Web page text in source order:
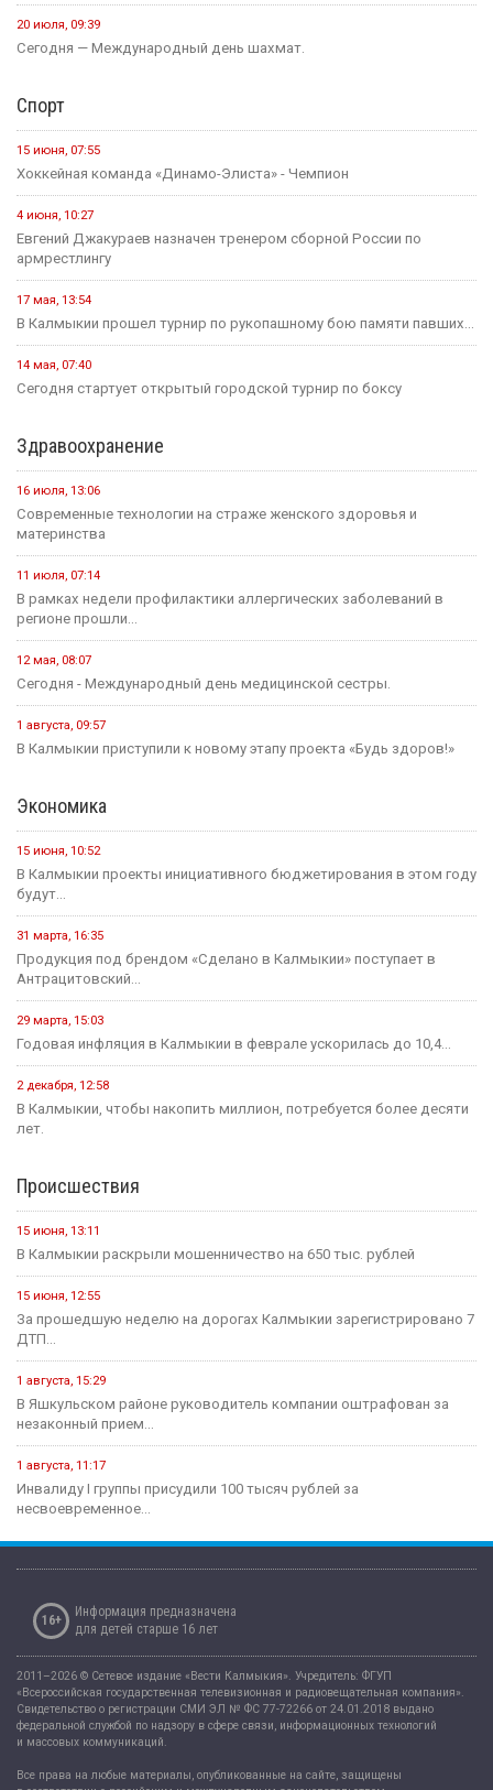
20 июля, 09:39
Сегодня — Международный день шахмат.
Спорт
15 июня, 07:55
Хоккейная команда «Динамо-Элиста» - Чемпион
4 июня, 10:27
Евгений Джакураев назначен тренером сборной России по
армрестлингу
17 мая, 13:54
В Калмыкии прошел турнир по рукопашному бою памяти павших...
14 мая, 07:40
Сегодня стартует открытый городской турнир по боксу
Здравоохранение
16 июля, 13:06
Современные технологии на страже женского здоровья и
материнства
11 июля, 07:14
В рамках недели профилактики аллергических заболеваний в
регионе прошли...
12 мая, 08:07
Сегодня - Международный день медицинской сестры.
1 августа, 09:57
В Калмыкии приступили к новому этапу проекта «Будь здоров!»
Экономика
15 июня, 10:52
В Калмыкии проекты инициативного бюджетирования в этом году
будут...
31 марта, 16:35
Продукция под брендом «Сделано в Калмыкии» поступает в
Антрацитовский...
29 марта, 15:03
Годовая инфляция в Калмыкии в феврале ускорилась до 10,4...
2 декабря, 12:58
В Калмыкии, чтобы накопить миллион, потребуется более десяти
лет.
Происшествия
15 июня, 13:11
В Калмыкии раскрыли мошенничество на 650 тыс. рублей
15 июня, 12:55
За прошедшую неделю на дорогах Калмыкии зарегистрировано 7
ДТП...
1 августа, 15:29
В Яшкульском районе руководитель компании оштрафован за
незаконный прием...
1 августа, 11:17
Инвалиду I группы присудили 100 тысяч рублей за
несвоевременное...
16+
Информация предназначена
для детей старше 16 лет
2011–2026 © Сетевое издание «Вести Калмыкия». Учредитель: ФГУП
«Всероссийская государственная телевизионная и радиовещательная компания».
Свидетельство о регистрации СМИ ЭЛ № ФС 77-72266 от 24.01.2018 выдано
федеральной службой по надзору в сфере связи, информационных технологий
и массовых коммуникаций.
Все права на любые материалы, опубликованные на сайте, защищены